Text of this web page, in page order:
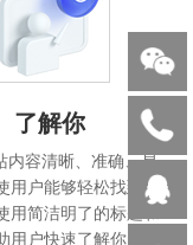
了解你
内容清晰、准确、易
用户能够轻松找到所
用简洁明了的标题和
用户快速了解你的产